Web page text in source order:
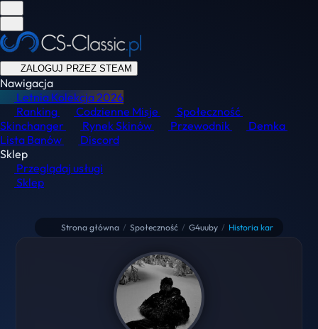
ZALOGUJ PRZEZ STEAM
Nawigacja
Letnia Kolekcja2026
Ranking
Codzienne Misje
Społeczność
Skinchanger
Rynek Skinów Przewodnik
Demka
Lista Banów
Discord
Sklep
Przeglądaj usługi
Sklep
Strona główna / Społeczność / G4uuby / Historia kar